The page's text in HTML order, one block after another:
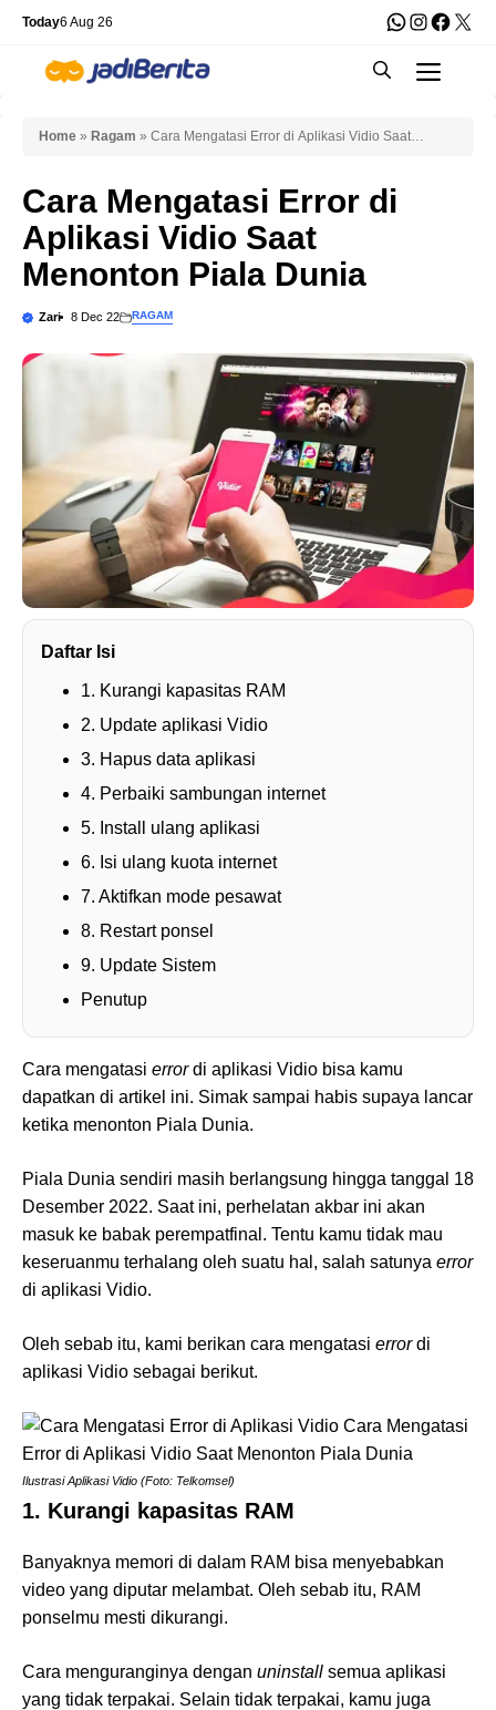
Skip
content
Today6 Aug 26 WhatsApp
X
Home » Ragam » Cara Mengatasi Error di Aplikasi Vidio Saat
Cara Mengatasi Error di
Aplikasi Vidio Saat
Menonton Piala Dunia
Zari 8 Dec 22 RAGAM
Daftar Isi
1. Kurangi kapasitas RAM
2. Update aplikasi Vidio
3. Hapus data aplikasi
4. Perbaiki sambungan internet
5. Install ulang aplikasi
6. Isi ulang kuota internet
7. Aktifkan mode pesawat
8. Restart ponsel
9. Update Sistem
Penutup
Cara mengatasi errordi aplikasi Vidio bisa kamu
dapatkan di artikel ini. Simak sampai habis supaya lancar
ketika menonton Piala Dunia.
Piala Dunia sendiri masih berlangsung hingga tanggal 18
Desember 2022. Saat ini, perhelatan akbar ini akan
masuk ke babak perempatfinal. Tentu kamu tidak mau
keseruanmu terhalang oleh suatu hal, salah satunya error
di aplikasi Vidio.
Oleh sebab itu, kami berikan cara mengatasi errordi
aplikasi Vidio sebagai berikut.
Ilustrasi Aplikasi Vidio (Foto: Telkomsel)
1. Kurangi kapasitas RAM
Banyaknya memori di dalam RAM bisa menyebabkan
video yang diputar melambat. Oleh sebab itu, RAM
ponselmu mesti dikurangi.
Cara menguranginya dengan uninstall semua aplikasi
yang tidak terpakai. Selain tidak terpakai, kamu juga